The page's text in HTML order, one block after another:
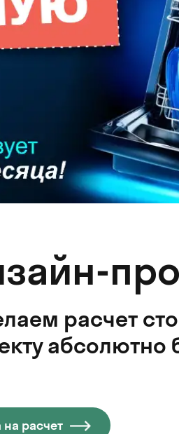
расчет
абсолютно
на расчет